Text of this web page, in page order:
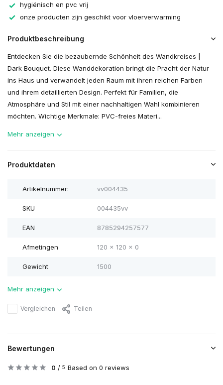
hygiënisch en pvc vrij
onze producten zijn geschikt voor vloerverwarming
Produktbeschreibung
Entdecken Sie die bezaubernde Schönheit des Wandkreises |
Dark Bouquet. Diese Wanddekoration bringt die Pracht der Natur
ins Haus und verwandelt jeden Raum mit ihren reichen Farben
und ihrem detaillierten Design. Perfekt für Familien, die
Atmosphäre und Stil mit einer nachhaltigen Wahl kombinieren
möchten. Wichtige Merkmale: PVC-freies Materi...
Mehr anzeigen
Produktdaten
Artikelnummer: vv004435
SKU 004435vv
EAN 8785294257577
Afmetingen 120 x 120 x 0
Gewicht 1500
Mehr anzeigen
Vergleichen Teilen
Bewertungen
0 / 5 Based on 0 reviews